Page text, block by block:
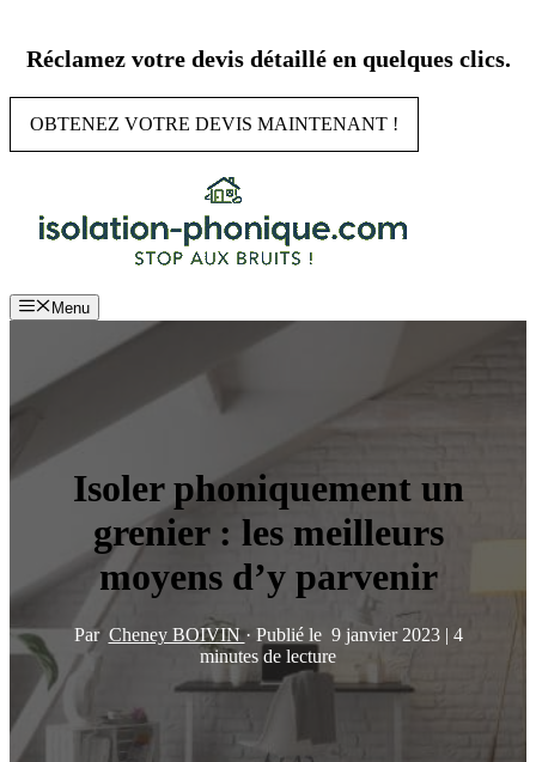
contenu
Réclamez votre devis détaillé en quelques clics.
OBTENEZ VOTRE DEVIS MAINTENANT !
Menu
Isoler phoniquement un
grenier : les meilleurs
moyens d’y parvenir
Par Cheney BOIVIN· Publié le 9 janvier 2023 | 4
minutes de lecture